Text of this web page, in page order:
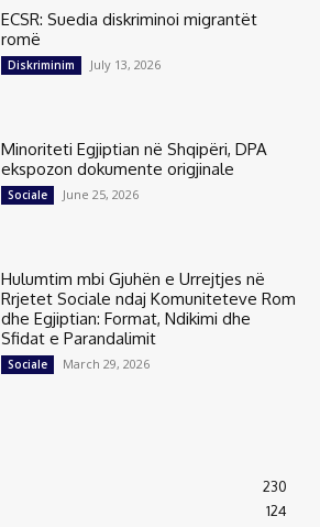
ECSR: Suedia diskriminoi migrantët
romë
Diskriminim July 13, 2026
Minoriteti Egjiptian në Shqipëri, DPA
ekspozon dokumente origjinale
Sociale June 25, 2026
Hulumtim mbi Gjuhën e Urrejtjes në
Rrjetet Sociale ndaj Komuniteteve Rom
dhe Egjiptian: Format, Ndikimi dhe
Sfidat e Parandalimit
Sociale March 29, 2026
230
124